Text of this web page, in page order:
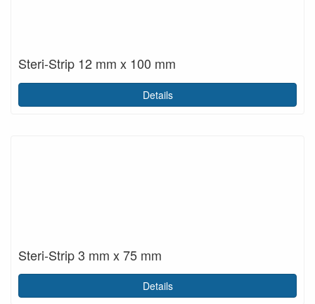
Steri-Strip 12 mm x 100 mm
Details
Steri-Strip 3 mm x 75 mm
Details